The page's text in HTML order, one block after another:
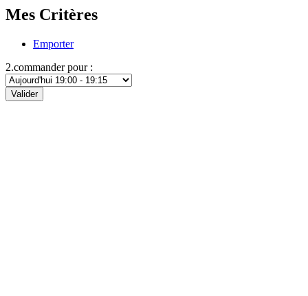
Mes Critères
Emporter
2.commander pour :
Valider